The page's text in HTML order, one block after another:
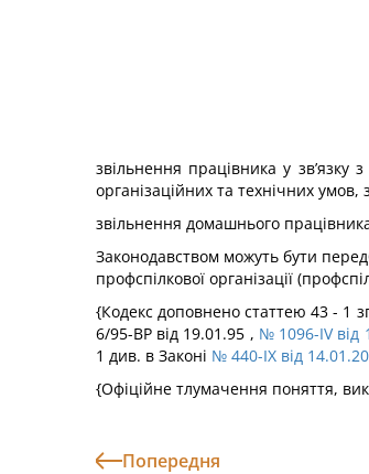
звільнення працівника у
організаційних та технічних
звільнення домашнього
Законодавством можуть бути
профспілкової організації
{Кодекс доповнено статтею 43 - 1
6/95-ВР від 19.01.95 , № 1096-IV від
1 див. в Законі № 440-IX від
{Офіційне тлумачення поняття,
Попередня